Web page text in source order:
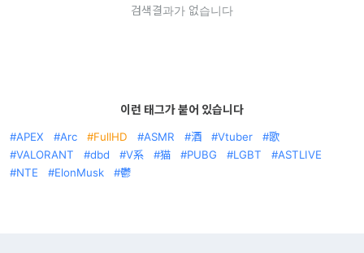
검색결과가 없습니다
이런 태그가 붙어 있습니다
APEX Arc FullHD ASMR 酒 Vtuber
歌
VALORANT
dbd V系 猫 PUBG LGBT
ASTLIVE
NTE
ElonMusk 鬱